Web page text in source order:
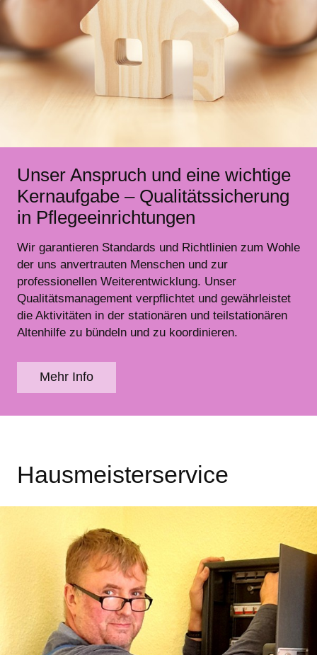
Unser Anspruch und eine wichtige
Kernaufgabe – Qualitätssicherung
in Pflegeeinrichtungen
Wir garantieren Standards und Richtlinien zum Wohle
der uns anvertrauten Menschen und zur
professionellen Weiterentwicklung. Unser
Qualitätsmanagement verpflichtet und gewährleistet
die Aktivitäten in der stationären und teilstationären
Altenhilfe zu bündeln und zu koordinieren.
Mehr Info
Hausmeisterservice